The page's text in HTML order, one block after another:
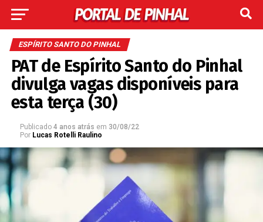
ESPÍRITO SANTO DO PINHAL
PAT de Espírito Santo do Pinhal
divulga vagas disponíveis para
esta terça (30)
Publicado 4 anos atrás em 30/08/22
Por Lucas Rotelli Raulino